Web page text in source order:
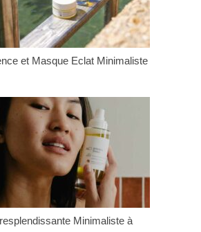
et Masque Eclat Minimaliste
Minimaliste à